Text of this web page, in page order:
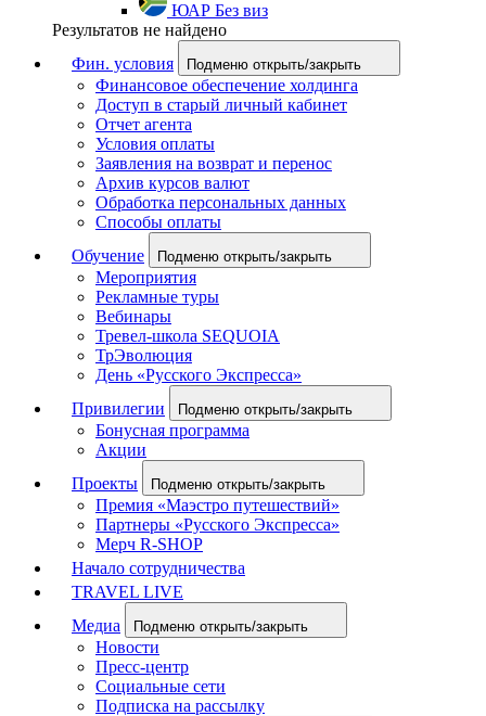
ЮАР Без виз
Результатов не найдено
Фин. условия
Подменю открыть/закрыть
Финансовое обеспечение холдинга
Доступ в старый личный кабинет
Отчет агента
Условия оплаты
Заявления на возврат и перенос
Архив курсов валют
Обработка персональных данных
Способы оплаты
Обучение
Подменю открыть/закрыть
Мероприятия
Рекламные туры
Вебинары
Тревел-школа SEQUOIA
ТрЭволюция
День «Русского Экспресса»
Привилегии
Подменю открыть/закрыть
Бонусная программа
Акции
Проекты
Подменю открыть/закрыть
Премия «Маэстро путешествий»
Партнеры «Русского Экспресса»
Мерч R-SHOP
Начало сотрудничества
TRAVEL LIVE
Медиа
Подменю открыть/закрыть
Новости
Пресс-центр
Социальные сети
Подписка на рассылку